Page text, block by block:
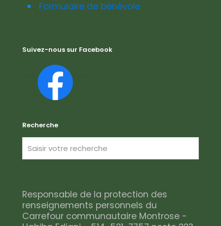
Formulaire de bénévole
Suivez-nous sur Facebook
Recherche
Responsable de la protection des
renseignements personnels du
Carrefour communautaire Montrose -